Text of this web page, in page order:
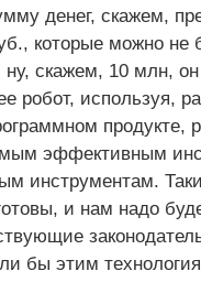
денег, скажем,
которые можно не
ну, скажем, 10 млн,
робот, используя,
продукте,
эффективным
инструментам.
и нам надо
бы этим